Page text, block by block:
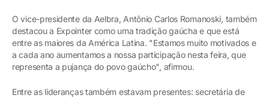
O vice-presidente da Aelbra, Antônio Carlos Romanoski, também
destacou a Expointer como uma tradição gaúcha e que está
entre as maiores da América Latina. "Estamos muito motivados e
a cada ano aumentamos a nossa participação nesta feira, que
representa a pujança do povo gaúcho", afirmou.
Entre as lideranças também estavam presentes: secretária de